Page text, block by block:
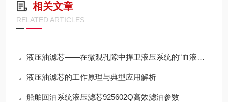
相关文章
RELATED ARTICLES
液压油滤芯——在微观孔隙中捍卫液压系统的“血液纯净”
液压油滤芯的工作原理与典型应用解析
船舶回油系统液压滤芯925602Q高效滤油参数